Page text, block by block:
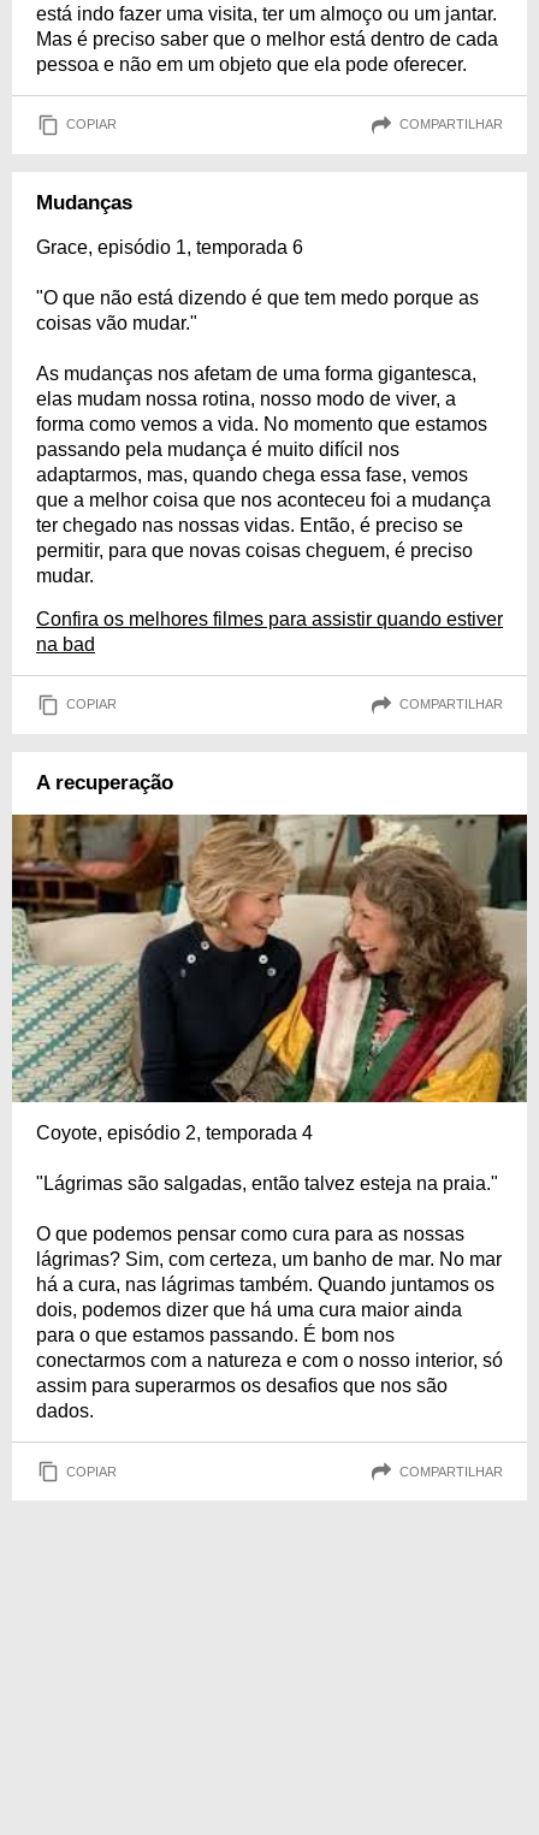
está indo fazer uma visita, ter um almoço ou um jantar.
Mas é preciso saber que o melhor está dentro de cada
pessoa e não em um objeto que ela pode oferecer.
COPIAR COMPARTILHAR
Mudanças
Grace, episódio 1, temporada 6
"O que não está dizendo é que tem medo porque as
coisas vão mudar."
As mudanças nos afetam de uma forma gigantesca,
elas mudam nossa rotina, nosso modo de viver, a
forma como vemos a vida. No momento que estamos
passando pela mudança é muito difícil nos
adaptarmos, mas, quando chega essa fase, vemos
que a melhor coisa que nos aconteceu foi a mudança
ter chegado nas nossas vidas. Então, é preciso se
permitir, para que novas coisas cheguem, é preciso
mudar.
Confira os melhores filmes para assistir quando estiver
na bad
COPIAR COMPARTILHAR
A recuperação
Coyote, episódio 2, temporada 4
"Lágrimas são salgadas, então talvez esteja na praia."
O que podemos pensar como cura para as nossas
lágrimas? Sim, com certeza, um banho de mar. No mar
há a cura, nas lágrimas também. Quando juntamos os
dois, podemos dizer que há uma cura maior ainda
para o que estamos passando. É bom nos
conectarmos com a natureza e com o nosso interior, só
assim para superarmos os desafios que nos são
dados.
COPIAR COMPARTILHAR